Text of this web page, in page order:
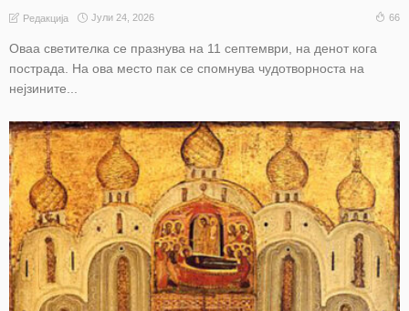
Редакција Јули 24, 2026 66
Оваа светителка се празнува на 11 септември, на денот кога
пострада. На ова место пак се спомнува чудотворноста на
нејзините...